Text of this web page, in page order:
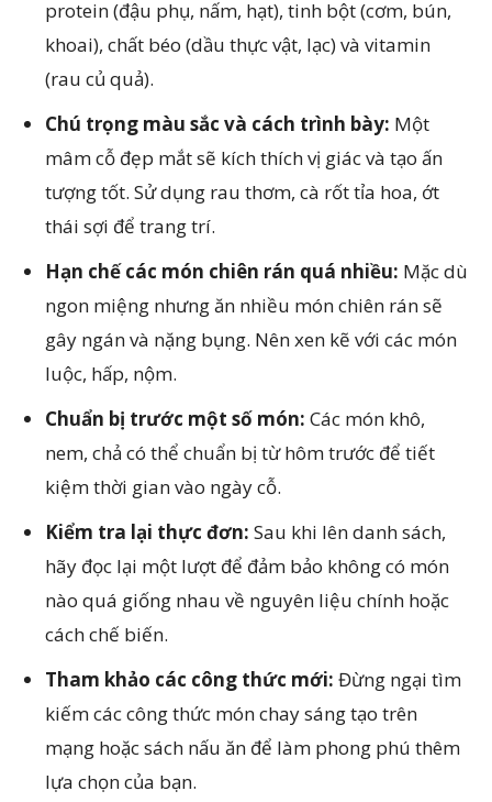
protein (đậu phụ, nấm, hạt), tinh bột (cơm, bún,
khoai), chất béo (dầu thực vật, lạc) và vitamin
(rau củ quả).
Chú trọng màu sắc và cách trình bày: Một
mâm cỗ đẹp mắt sẽ kích thích vị giác và tạo ấn
tượng tốt. Sử dụng rau thơm, cà rốt tỉa hoa, ớt
thái sợi để trang trí.
Hạn chế các món chiên rán quá nhiều: Mặc dù
ngon miệng nhưng ăn nhiều món chiên rán sẽ
gây ngán và nặng bụng. Nên xen kẽ với các món
luộc, hấp, nộm.
Chuẩn bị trước một số món: Các món khô,
nem, chả có thể chuẩn bị từ hôm trước để tiết
kiệm thời gian vào ngày cỗ.
Kiểm tra lại thực đơn: Sau khi lên danh sách,
hãy đọc lại một lượt để đảm bảo không có món
nào quá giống nhau về nguyên liệu chính hoặc
cách chế biến.
Tham khảo các công thức mới: Đừng ngại tìm
kiếm các công thức món chay sáng tạo trên
mạng hoặc sách nấu ăn để làm phong phú thêm
lựa chọn của bạn.